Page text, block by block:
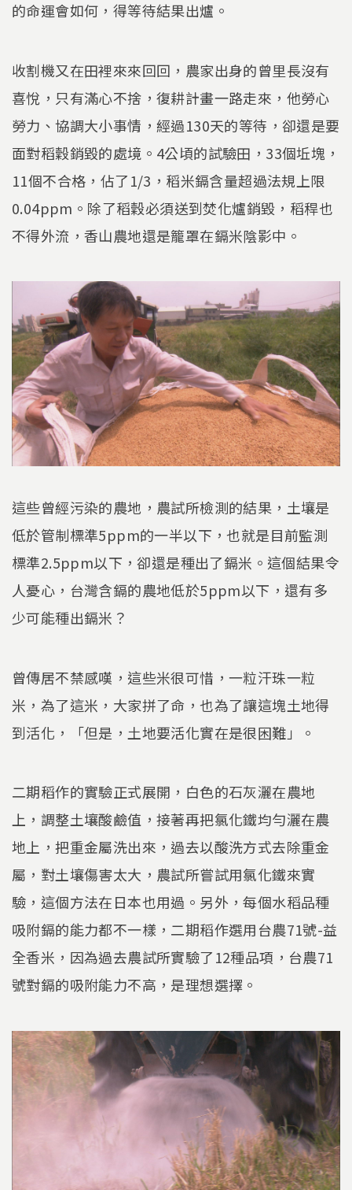
的命運會如何，得等待結果出爐。
收割機又在田裡來來回回，農家出身的曾里長沒有
喜悅，只有滿心不捨，復耕計畫一路走來，他勞心
勞力、協調大小事情，經過130天的等待，卻還是要
面對稻穀銷毀的處境。4公頃的試驗田，33個坵塊，
11個不合格，佔了1/3，稻米鎘含量超過法規上限
0.04ppm。除了稻穀必須送到焚化爐銷毀，稻稈也
不得外流，香山農地還是籠罩在鎘米陰影中。
這些曾經污染的農地，農試所檢測的結果，土壤是
低於管制標準5ppm的一半以下，也就是目前監測
標準2.5ppm以下，卻還是種出了鎘米。這個結果令
人憂心，台灣含鎘的農地低於5ppm以下，還有多
少可能種出鎘米？
曾傳居不禁感嘆，這些米很可惜，一粒汗珠一粒
米，為了這米，大家拼了命，也為了讓這塊土地得
到活化，「但是，土地要活化實在是很困難」。
二期稻作的實驗正式展開，白色的石灰灑在農地
上，調整土壤酸鹼值，接著再把氯化鐵均勻灑在農
地上，把重金屬洗出來，過去以酸洗方式去除重金
屬，對土壤傷害太大，農試所嘗試用氯化鐵來實
驗，這個方法在日本也用過。另外，每個水稻品種
吸附鎘的能力都不一樣，二期稻作選用台農71號-益
全香米，因為過去農試所實驗了12種品項，台農71
號對鎘的吸附能力不高，是理想選擇。